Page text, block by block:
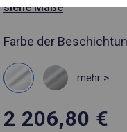
siehe Maße
Farbe der
mehr >
2 206,80 €